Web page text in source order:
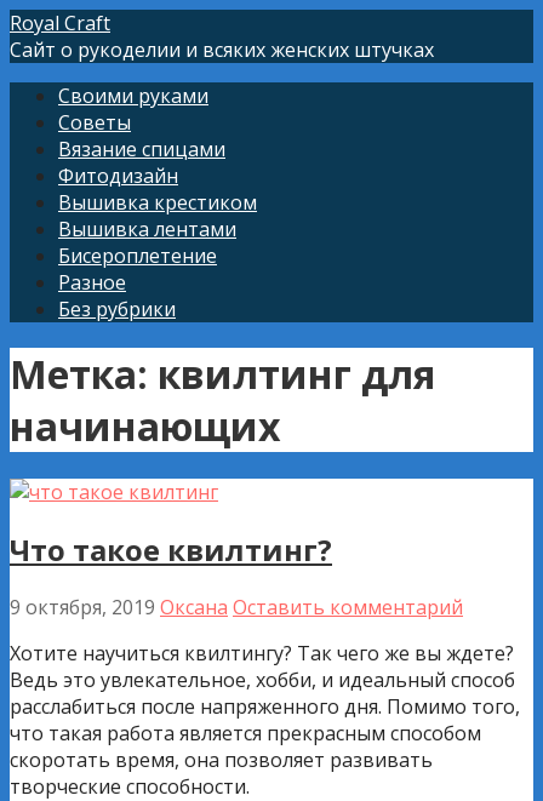
Перейти
к
Royal Craft
Сайт о рукоделии и всяких женских штучках
Своими руками
Советы
Вязание спицами
Фитодизайн
Вышивка крестиком
Вышивка лентами
Бисероплетение
Разное
Без рубрики
Метка: квилтинг для
начинающих
Что такое квилтинг?
9 октября, 2019 Оксана Оставить комментарий
Хотите научиться квилтингу? Так чего же вы ждете?
Ведь это увлекательное, хобби, и идеальный способ
расслабиться после напряженного дня. Помимо того,
что такая работа является прекрасным способом
скоротать время, она позволяет развивать
творческие способности.